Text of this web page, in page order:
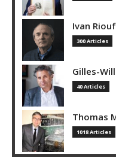
Ivan
300 Articles
Gilles-
40 Articles
Thomas
1018 Articles